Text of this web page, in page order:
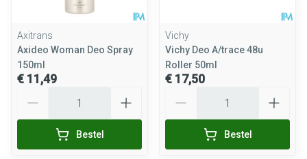
Axitrans
Axideo Woman Deo Spray
150ml
€ 11,49
Bestel
Vichy
Vichy Deo A/trace 48u
Roller 50ml
€ 17,50
Bestel